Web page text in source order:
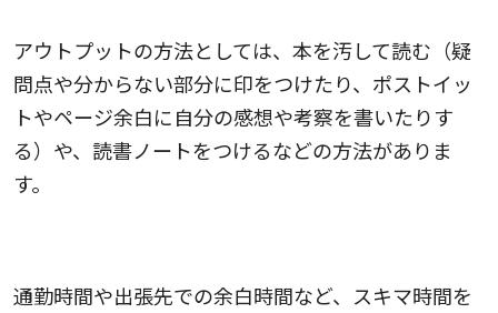
アウトプットの方法としては、本を汚して読む（疑
問点や分からない部分に印をつけたり、ポストイッ
トやページ余白に自分の感想や考察を書いたりす
る）や、読書ノートをつけるなどの方法がありま
す。
通勤時間や出張先での余白時間など、スキマ時間を